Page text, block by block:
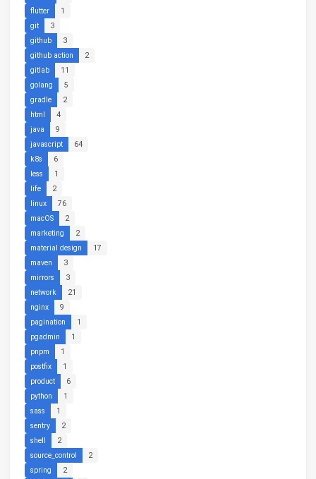
flutter
1
git
3
github
3
github action
2
gitlab
11
golang
5
gradle
2
html
4
java
9
javascript
64
k8s
6
less
1
life
2
linux
76
macOS
2
marketing
2
material design
17
maven
3
mirrors
3
network
21
nginx
9
pagination
1
pgadmin
1
pnpm
1
postfix
1
product
6
python
1
sass
1
sentry
2
shell
2
source_control
2
spring
2